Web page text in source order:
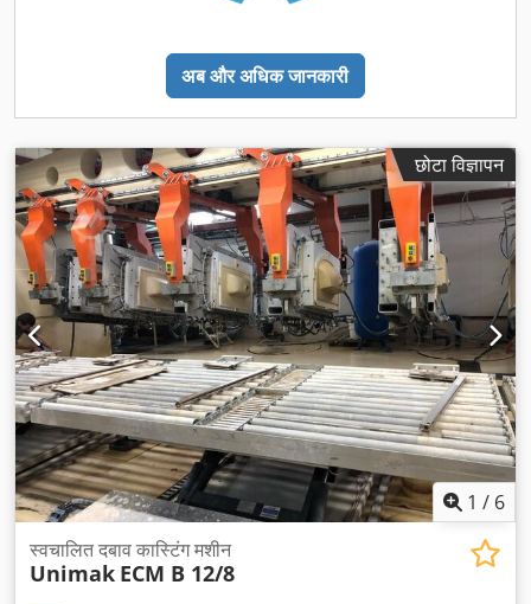
अब और अधिक जानकारी
छोटा विज्ञापन
1 / 6
स्वचालित दबाव कास्टिंग मशीन
Unimak ECM B 12/8